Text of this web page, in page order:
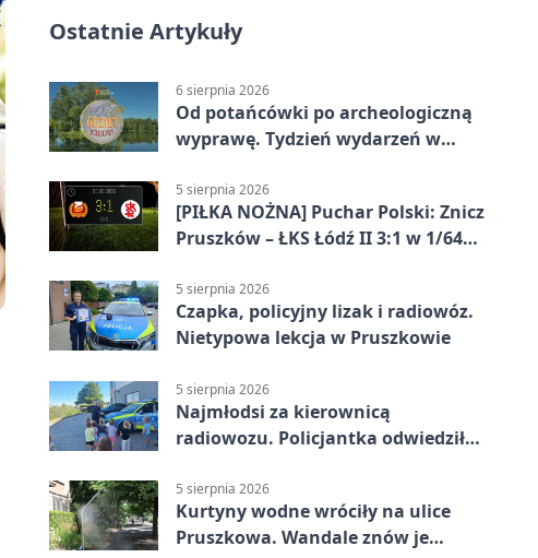
Ostatnie Artykuły
6 sierpnia 2026
Od potańcówki po archeologiczną
wyprawę. Tydzień wydarzeń w
5 sierpnia 2026
[PIŁKA NOŻNA] Puchar Polski: Znicz
Pruszków – ŁKS Łódź II 3:1 w 1/64
5 sierpnia 2026
Czapka, policyjny lizak i radiowóz.
Nietypowa lekcja w Pruszkowie
5 sierpnia 2026
Najmłodsi za kierownicą
radiowozu. Policjantka odwiedziła
5 sierpnia 2026
Kurtyny wodne wróciły na ulice
Pruszkowa. Wandale znów je